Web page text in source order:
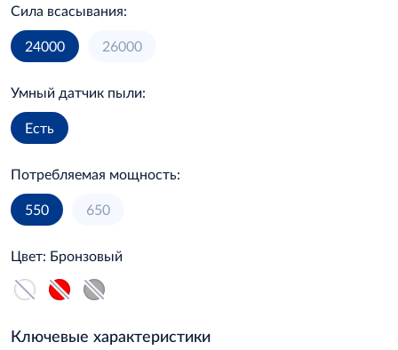
Сила всасывания:
24000 26000
Умный датчик пыли:
Есть
Потребляемая мощность:
550 650
Цвет: Бронзовый
Ключевые характеристики